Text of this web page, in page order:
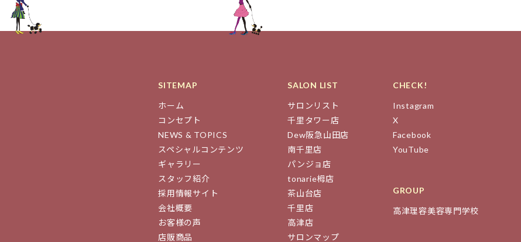
SITEMAP
ホーム
コンセプト
NEWS & TOPICS
スペシャルコンテンツ
ギャラリー
スタッフ紹介
採用情報サイト
会社概要
お客様の声
店販商品
SALON LIST
サロンリスト
千里タワー店
Dew阪急山田店
南千里店
パンジョ店
tonarie栂店
茶山台店
千里店
高津店
サロンマップ
CHECK!
Instagram
X
Facebook
YouTube
GROUP
高津理容美容専門学校